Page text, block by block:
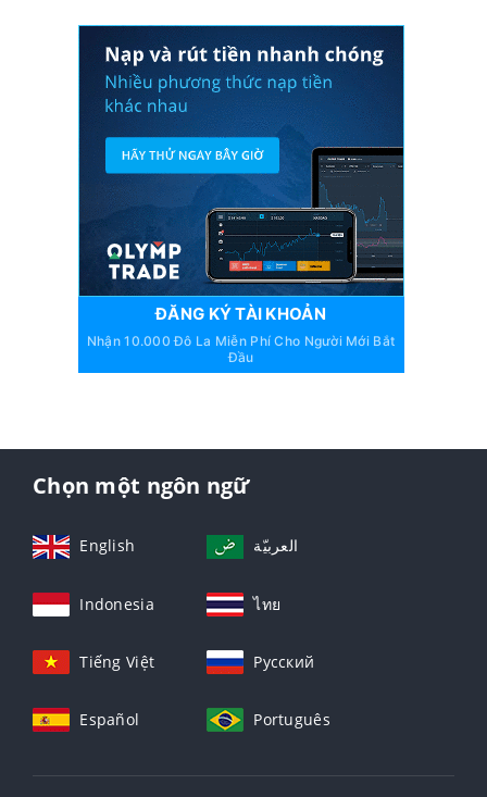
ĐĂNG KÝ TÀI KHOẢN
Nhận 10.000 Đô La Miễn Phí Cho Người Mới Bắt
Đầu
Chọn một ngôn ngữ
English العربيّة
Indonesia ไทย
Tiếng Việt Русский
Español Português